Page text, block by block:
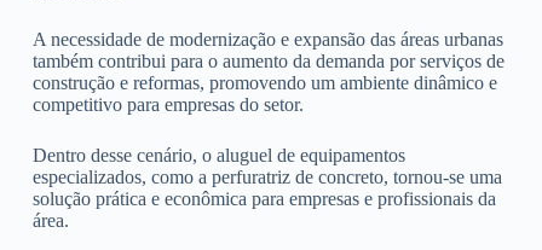
A necessidade de modernização e expansão das áreas urbanas
também contribui para o aumento da demanda por serviços de
construção e reformas, promovendo um ambiente dinâmico e
competitivo para empresas do setor.
Dentro desse cenário, o aluguel de equipamentos
especializados, como a perfuratriz de concreto, tornou-se uma
solução prática e econômica para empresas e profissionais da
área.